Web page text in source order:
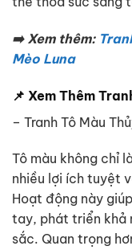
➡️ Xem thêm:
Mèo Luna
📌 Xem Thêm
– Tranh Tô Màu
Tô màu không chỉ
nhiều lợi ích tuyệt
Hoạt động này
tay, phát triển khả
sắc. Quan trọng